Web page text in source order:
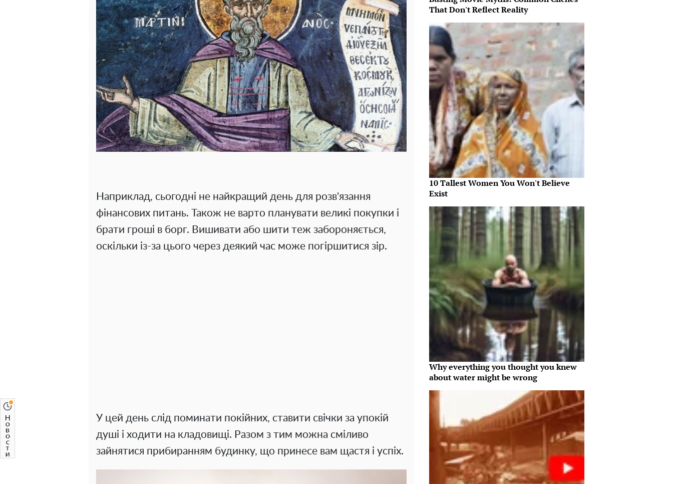
Наприклад, сьогодні не найкращий день для розв'язання
фінансових питань. Також не варто планувати великі покупки і
брати гроші в борг. Вишивати або шити теж забороняється,
оскільки із-за цього через деякий час може погіршитися зір.
У цей день слід поминати покійних, ставити свічки за упокій
душі і ходити на кладовищі. Разом з тим можна сміливо
зайнятися прибиранням будинку, що принесе вам щастя і успіх.
That Don't Reflect Reality
10 Tallest Women You Won't Believe
Exist
Why everything you thought you knew
about water might be wrong